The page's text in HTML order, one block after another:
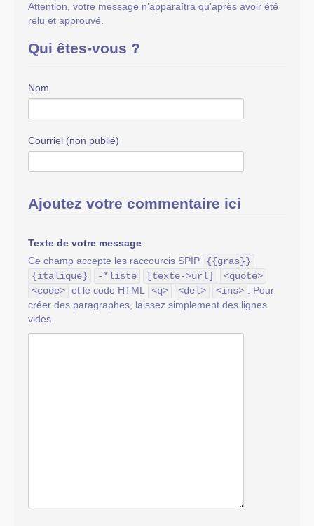
Attention, votre message n’apparaîtra qu’après avoir été
relu et approuvé.
Qui êtes-vous ?
Nom
Courriel (non publié)
Ajoutez votre commentaire ici
Texte de votre message
Ce champ accepte les raccourcis SPIP
{{gras}}
{italique}
-*liste [texte->url]
<quote>
<code> et le code HTML <q> <del> <ins> . Pour
créer des paragraphes, laissez simplement des lignes
vides.